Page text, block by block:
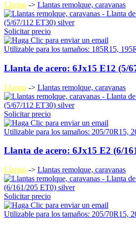
Llantas -> Llantas remolque, caravanas
Solicitar precio
Utilizable para los tamaños: 185R15,
Llanta de acero: 6Jx15 E12 (5/
Llantas -> Llantas remolque, caravanas
Solicitar precio
Utilizable para los tamaños: 205/70R15,
Llanta de acero: 6Jx15 E2 (6/
Llantas -> Llantas remolque, caravanas
Solicitar precio
Utilizable para los tamaños: 205/70R15,